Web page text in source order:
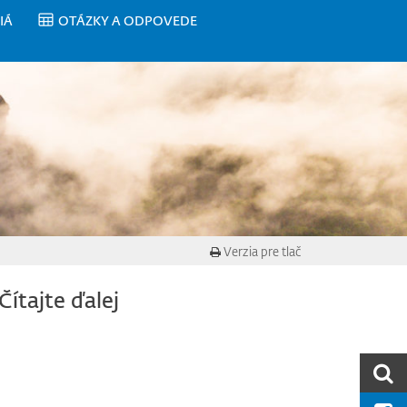
OTÁZKY A ODPOVEDE
Verzia pre tlač
ďalej